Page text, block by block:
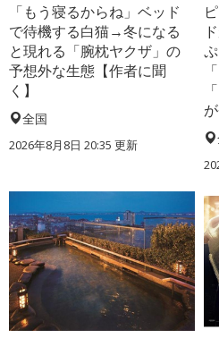
「もう寝るからね」ベッド
で待機する白猫→冬になる
と現れる「腕枕ヤクザ」の
予想外な生態【作者に聞
く】
全国
2026年8月8日 20:35 更新